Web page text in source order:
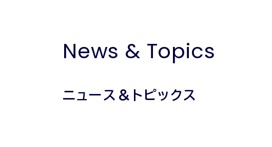
News & Topics
ニュース＆トピックス